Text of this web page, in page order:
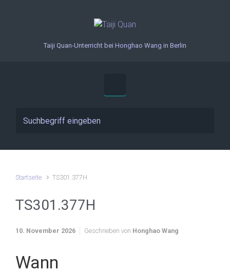
Taiji Quan-Unterricht bei Honghao Wang in Berlin
Startseite TS301.377H
TS301.377H
10. November 2026 Geschrieben von Honghao Wang
Wann